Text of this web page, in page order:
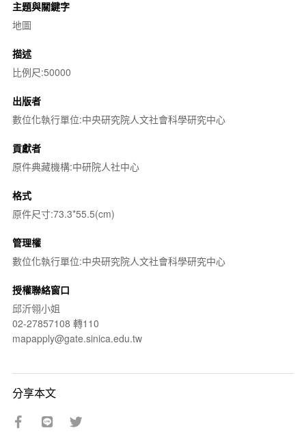
主題與關鍵字
地圖
描述
比例尺:50000
出版者
數位化執行單位:中央研究院人文社會科學研究中心
貢獻者
原件典藏機構:中研院人社中心
格式
原件尺寸:73.3*55.5(cm)
管理權
數位化執行單位:中央研究院人文社會科學研究中心
授權聯絡窗口
邱沂翎小姐
02-27857108 轉110
mapapply@gate.sinica.edu.tw
分享本文